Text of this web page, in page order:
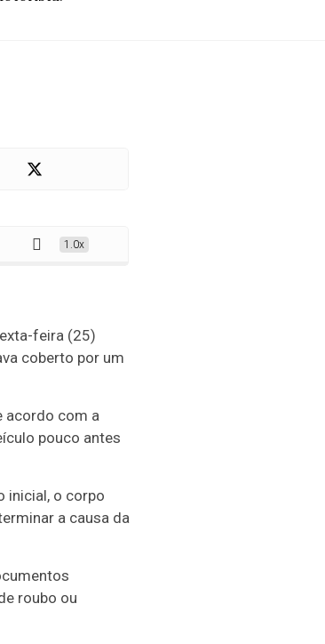
de carro em posto de gasolina
1.0x
feira (25)
coberto por um
acordo com a
pouco antes
inicial, o corpo
a causa da
roubo ou